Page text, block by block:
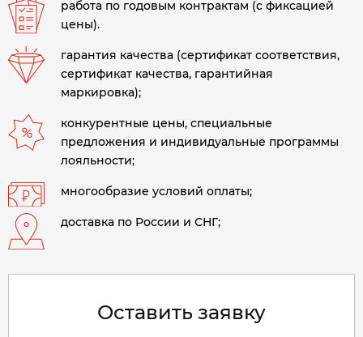
работа по годовым контрактам (с фиксацией
цены).
гарантия качества (сертификат соответствия,
сертификат качества, гарантийная
маркировка);
конкурентные цены, специальные
предложения и индивидуальные программы
лояльности;
многообразие условий оплаты;
доставка по России и СНГ;
Оставить заявку